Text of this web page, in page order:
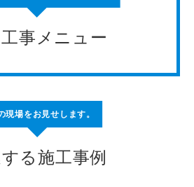
事メニュー
現場をお見せします。
る施工事例